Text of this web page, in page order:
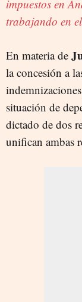
impuestos en
trabajando en
En materia de
la concesión a
situación de
dictado de dos
unifican ambas